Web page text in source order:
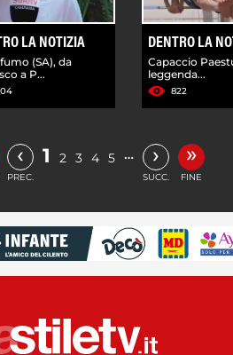
LA NOTIZIA
(SA), da
a P...
DENTRO LA
Capaccio
leggenda...
822
‹
PREC.
1 2 3 4 5 … ›
SUCC.
»
FINE